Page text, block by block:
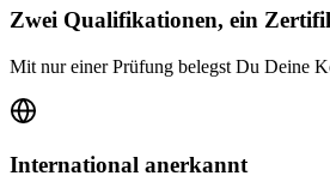
Zwei Qualifikationen, ein
Mit nur einer Prüfung belegst Du Deine
International anerkannt